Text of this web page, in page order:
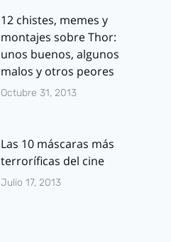
12 chistes, memes y
montajes sobre Thor:
unos buenos, algunos
malos y otros peores
Octubre 31, 2013
Las 10 máscaras más
terroríficas del cine
Julio 17, 2013